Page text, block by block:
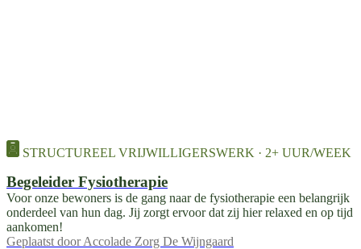
STRUCTUREEL VRIJWILLIGERSWERK · 2+ UUR/WEEK
Begeleider Fysiotherapie
Voor onze bewoners is de gang naar de fysiotherapie een belangrijk
onderdeel van hun dag. Jij zorgt ervoor dat zij hier relaxed en op tijd
aankomen!
Geplaatst door Accolade Zorg De Wijngaard